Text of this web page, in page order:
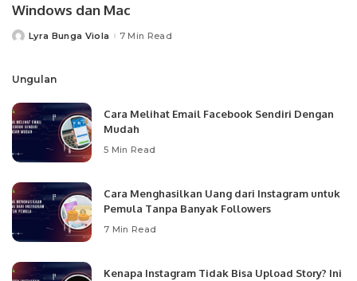
Windows dan Mac
PostedLyra Bunga Viola 7 Min Read
Ungulan
Cara Melihat Email Facebook Sendiri Dengan
Mudah
5 Min Read
Cara Menghasilkan Uang dari Instagram untuk
Pemula Tanpa Banyak Followers
7 Min Read
Kenapa Instagram Tidak Bisa Upload Story? Ini